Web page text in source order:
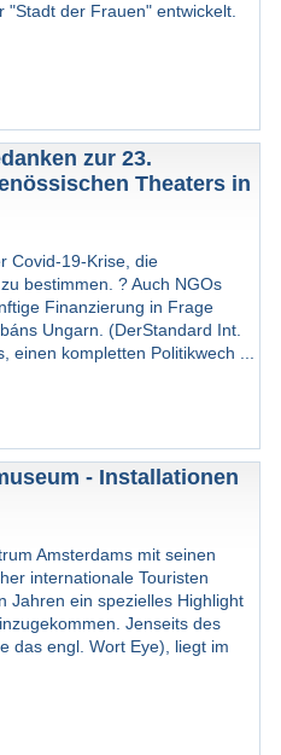
der Frauen" entwickelt.
zur 23.
Theaters in
Covid-19-Krise, die
bestimmen. ? Auch NGOs
Finanzierung in Frage
Ungarn. (DerStandard Int.
einen kompletten Politikwech ...
- Installationen
Amsterdams mit seinen
internationale Touristen
Jahren ein spezielles Highlight
Jenseits des
das engl. Wort Eye), liegt im